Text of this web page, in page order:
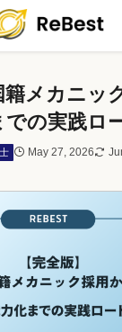
籍メカニッ
での実践ロ
May 27, 2026